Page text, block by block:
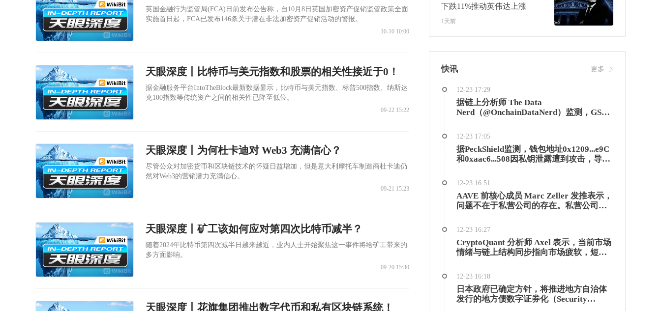
英国金融行为监管局(FCA)日前发布公告称，自10月8日英国加密资产促销监管政策全面
实施首日起，FCA已发布146条关于潜在非法加密资产促销活动的警报。
10-10 10:00
天眼深度丨比特币与美元指数和股票的相关性接近于0！
据金融服务平台IntoTheBlock最新数据显示，比特币与美元指数、标普500指数、纳斯达
克100指数等传统资产之间的相关性已降至低位。
09-22 15:22
天眼深度丨为何杜卡迪对 Web3 充满信心？
尽管公众对加密货币和区块链技术的怀疑日益增加，但是意大利摩托车制造商杜卡迪仍
然对Web3的营销潜力充满信心。
09-21 15:23
天眼深度丨矿工该如何应对第四次比特币减半？
随着2024年比特币第四次减半日越来越近，业内人士开始聚焦这一事件将给矿工带来的
多方面影响。
09-20 15:30
天眼深度丨花旗集团推出数字代币和私有区块链系统！
下跌11%推动英伟达上涨
1天前
快讯 更多
12-23 17:29
据链上分析师 The Data
Nerd（@OnchainDataNerd）监测，GSR
枚ETH，价值约1320万美元，其中包括最
近一笔2000枚ETH（约593万美元）的转
账。
12-23 17:05
据PeckShield监测，钱包地址0x1209...e9C
和0xaac6...508因私钥泄露遭到攻击，导致
这些USDT兑换成757.6枚ETH，并通过
Tornado Cash进行资金洗白。
12-23 16:51
AAVE 前核心成员 Marc Zeller 发推表示，
问题不在于私营公司的存在。私营公司理
面控制着店面和招牌，而 DAO 生态系统却
负责维持引擎运转时，局面就变得复杂
了。 Marc 称，相当一部分“创始”人才和
最具战略性的开发者现在都在 DAO 生态系
妥善管理风险，并在多个周期中不断扩大
市场份额的重要原因。如果价值从结构上
从 DAO 转移到私营实体，将失去关键人
才，并削弱使 Aave 成功的生态系统。 此
12-23 16:27
CryptoQuant 分析师 Axel 表示，当前市场
情绪与链上结构同步指向市场疲软，短期
期支撑位均已转变为阻力位。
12-23 16:18
日本政府已确定方针，将推进地方自治体
发行的地方债数字证券化（Security